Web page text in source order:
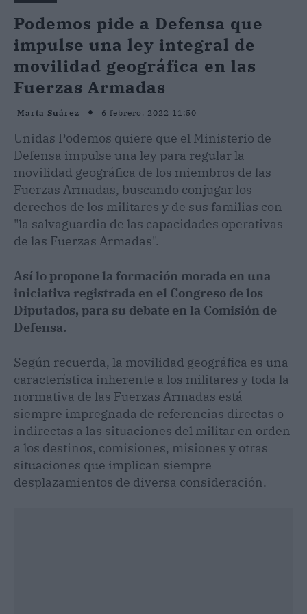
Podemos pide a Defensa que
impulse una ley integral de
movilidad geográfica en las
Fuerzas Armadas
Marta Suárez 6 febrero, 2022 11:50
Unidas Podemos quiere que el Ministerio de
Defensa impulse una ley para regular la
movilidad geográfica de los miembros de las
Fuerzas Armadas, buscando conjugar los
derechos de los militares y de sus familias con
"la salvaguardia de las capacidades operativas
de las Fuerzas Armadas".
Así lo propone la formación morada en una
iniciativa registrada en el Congreso de los
Diputados, para su debate en la Comisión de
Defensa.
Según recuerda, la movilidad geográfica es una
característica inherente a los militares y toda la
normativa de las Fuerzas Armadas está
siempre impregnada de referencias directas o
indirectas a las situaciones del militar en orden
a los destinos, comisiones, misiones y otras
situaciones que implican siempre
desplazamientos de diversa consideración.